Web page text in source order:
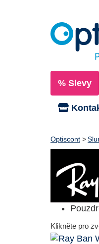
% Slevy
Optiscont
Klikněte pro